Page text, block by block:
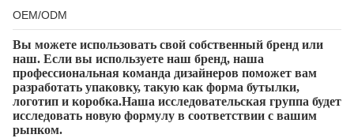
OEM/ODM
Вы можете использовать свой собственный бренд или
наш. Если вы используете наш бренд, наша
профессиональная команда дизайнеров поможет вам
разработать упаковку, такую как форма бутылки,
логотип и коробка.Наша исследовательская группа будет
исследовать новую формулу в соответствии с вашим
рынком.